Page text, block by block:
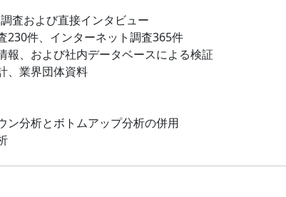
査および直接インタビュー
230件、インターネット調査365件
報、および社内データベースによる検証
、業界団体資料
ン分析とボトムアップ分析の併用